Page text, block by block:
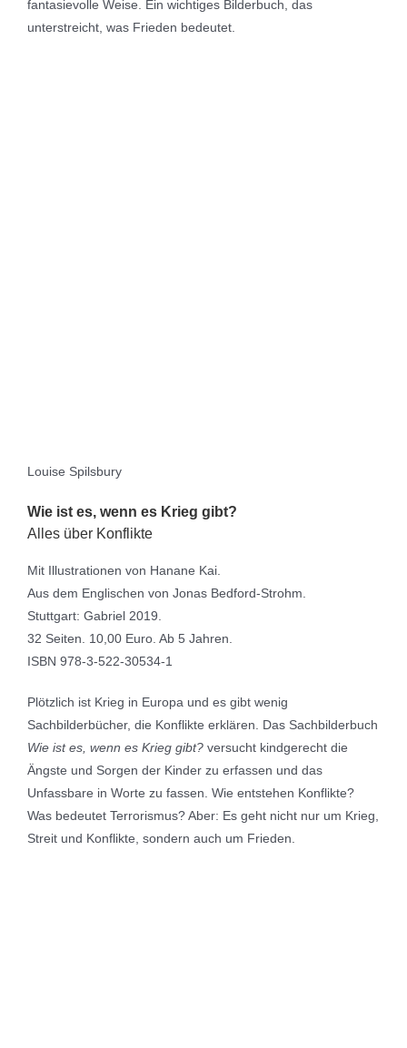
fantasievolle Weise. Ein wichtiges Bilderbuch, das
unterstreicht, was Frieden bedeutet.
Louise Spilsbury
Wie ist es, wenn es Krieg gibt?
Alles über Konflikte
Mit Illustrationen von Hanane Kai.
Aus dem Englischen von Jonas Bedford-Strohm.
Stuttgart: Gabriel 2019.
32 Seiten. 10,00 Euro. Ab 5 Jahren.
ISBN 978-3-522-30534-1
Plötzlich ist Krieg in Europa und es gibt wenig
Sachbilderbücher, die Konflikte erklären. Das Sachbilderbuch
Wie ist es, wenn es Krieg gibt? versucht kindgerecht die
Ängste und Sorgen der Kinder zu erfassen und das
Unfassbare in Worte zu fassen. Wie entstehen Konflikte?
Was bedeutet Terrorismus? Aber: Es geht nicht nur um Krieg,
Streit und Konflikte, sondern auch um Frieden.